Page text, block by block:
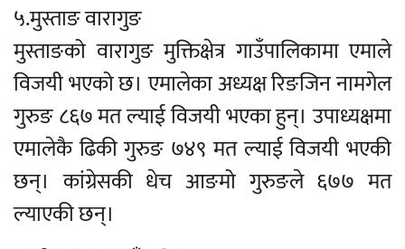
५.मुस्ताङ वारागुङ
मुस्ताङको वारागुङ मुक्तिक्षेत्र गाउँपालिकामा एमाले
विजयी भएको छ। एमालेका अध्यक्ष रिङजिन नामगेल
गुरुङ ८६७ मत ल्याई विजयी भएका हुन्। उपाध्यक्षमा
एमालेकै ढिकी गुरुङ ७४९ मत ल्याई विजयी भएकी
छन्। कांग्रेसकी धेच आङमो गुरुङले ६७७ मत
ल्याएकी छन्।